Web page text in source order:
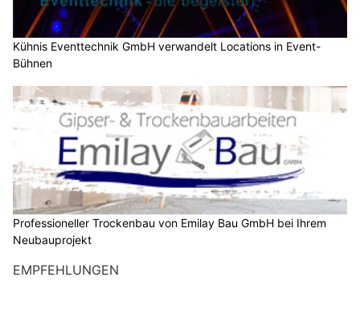
Kühnis Eventtechnik GmbH verwandelt Locations in Event-
Bühnen
Professioneller Trockenbau von Emilay Bau GmbH bei Ihrem
Neubauprojekt
EMPFEHLUNGEN